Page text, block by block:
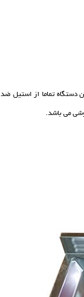
تماما از استیل ضد
می باشد.